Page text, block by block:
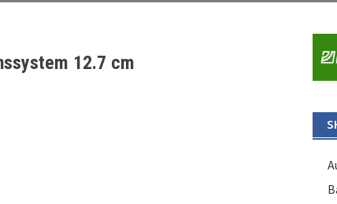
12.7 cm